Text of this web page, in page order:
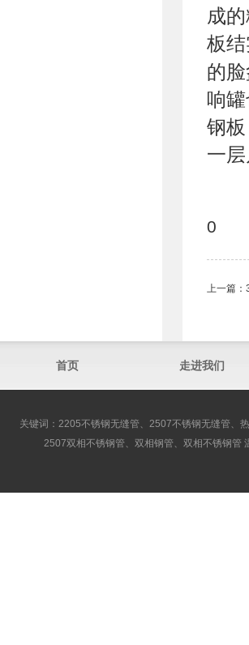
成
板
的
响
钢
一
0
上一篇：
首页 走进我们
关键词：2205不锈钢无缝管、2507不锈钢无缝管、
2507双相不锈钢管、双相钢管、双相不锈钢管